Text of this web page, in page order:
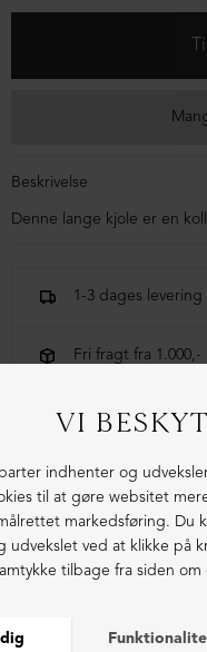
Beskrivelse
Denne lange kjole er en
1-3 dages levering
Fri fragt fra
Ekstraordinær
LIGNENDE
SAMPLE